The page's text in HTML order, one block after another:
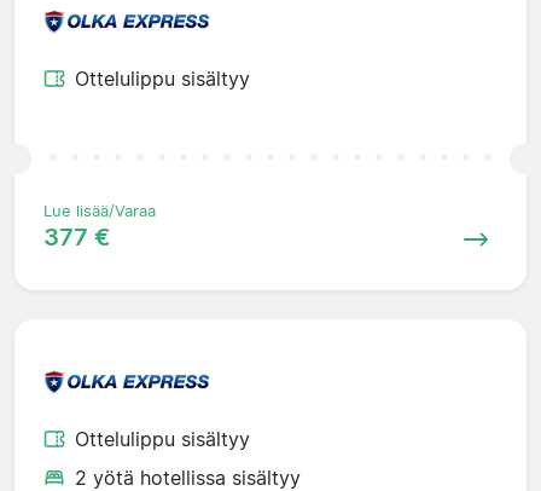
Ottelulippu sisältyy
Lue lisää/Varaa
377 €
Ottelulippu sisältyy
2 yötä hotellissa sisältyy